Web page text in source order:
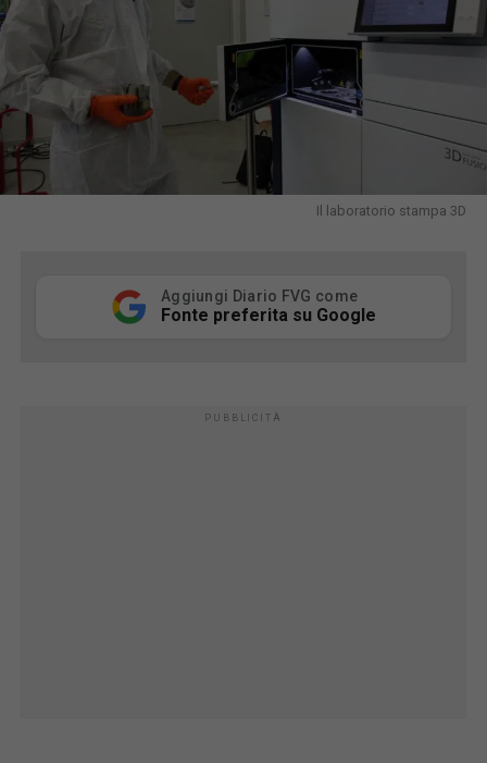
Il laboratorio stampa 3D
Aggiungi Diario FVG come
Fonte preferita su Google